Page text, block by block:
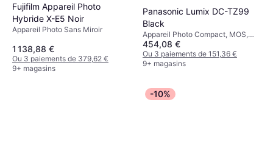
Fujifilm Appareil Photo
Hybride X-E5 Noir
Appareil Photo Sans Miroir
1 138,88 €
Ou 3 paiements de 379,62 €
9+ magasins
Panasonic Lumix DC-TZ99
Black
Appareil Photo Compact, MOS,
1/2.3, 20.3 MP, Continuous Drive,
Face Detection, 322g
454,08 €
Ou 3 paiements de 151,36 €
9+ magasins
-10%